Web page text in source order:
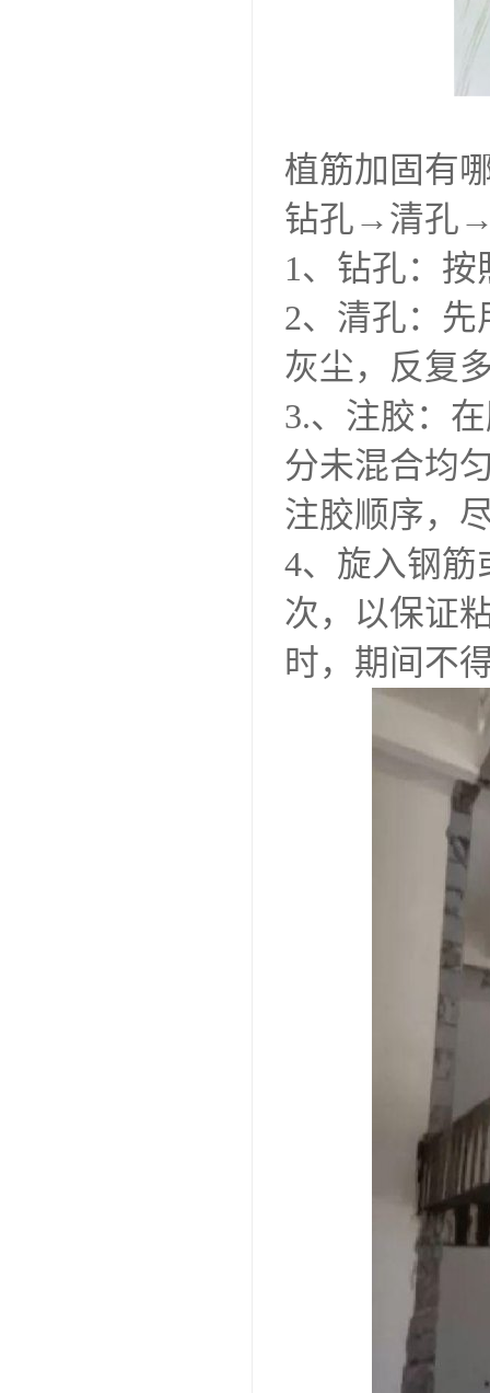
植筋加固有
钻孔→清孔
1、钻孔：
2、清孔：
灰尘，反复
3.、注胶：
分未混合均
注胶顺序，
4、旋入钢筋
次，以保证
时，期间不